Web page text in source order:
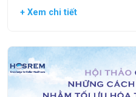
+ Xem chi tiết